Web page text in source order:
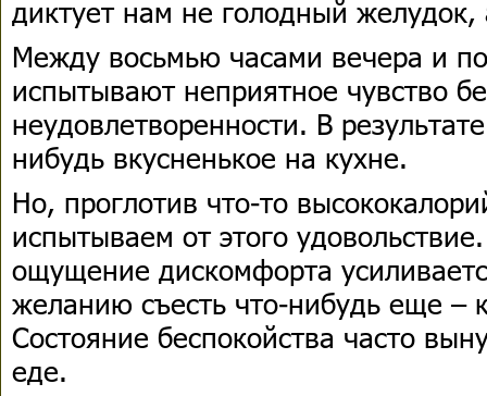
диктует нам не голодный желудок,
Между восьмью часами вечера и
испытывают неприятное чувство
неудовлетворенности. В
нибудь вкусненькое на кухне.
Но, проглотив что-то
испытываем от этого
ощущение дискомфорта
желанию съесть что-нибудь еще –
Состояние беспокойства часто
еде.